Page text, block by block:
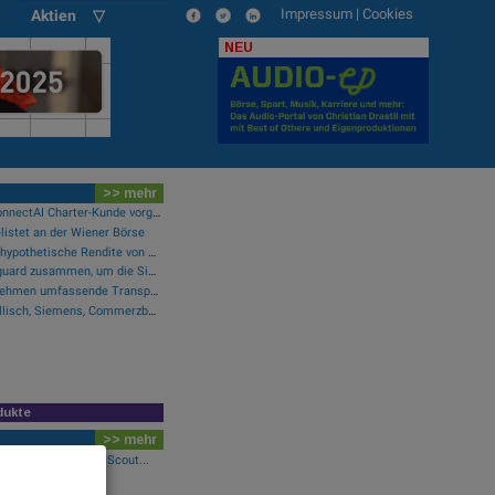
Aktien ▽ Impressum | Cookies
NEU
>> mehr
Purina als erster NIQ ConnectAI Charter-Kunde vorgestellt
an der Wiener Börse
Perpetuals meldet eine hypothetische Rendite von 380 % im Backtest der KI-Engine, die die risikofreie Handelsplattform „UpsideOnly“ antreibt
LTM arbeitet mit Chainguard zusammen, um die Sicherheit der Software-Lieferkette durch BlueVerse™ RightLogic zu stärken
Cloudflare bietet Unternehmen umfassende Transparenz zur Überprüfung und Analyse des KI-Einsatzes
Wie Manz, Wirecard, Drillisch, Siemens, Commerzbank und FACC für Gesprächsstoff sorgten
>> mehr
Co.Ltd, Nintendo, Scout...